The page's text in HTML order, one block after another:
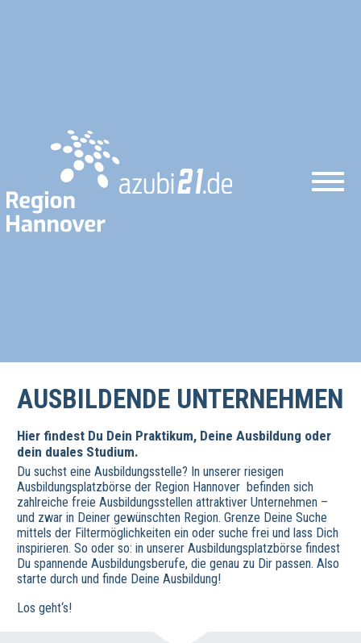
AUSBILDENDE UNTERNEHMEN
Hier findest Du Dein Praktikum, Deine Ausbildung oder
dein duales Studium.
Du suchst eine Ausbildungsstelle? In unserer riesigen
Ausbildungsplatzbörse der Region Hannover befinden sich
zahlreiche freie Ausbildungsstellen attraktiver Unternehmen –
und zwar in Deiner gewünschten Region. Grenze Deine Suche
mittels der Filtermöglichkeiten ein oder suche frei und lass Dich
inspirieren. So oder so: in unserer Ausbildungsplatzbörse findest
Du spannende Ausbildungsberufe, die genau zu Dir passen. Also
starte durch und finde Deine Ausbildung!
Los geht‘s!